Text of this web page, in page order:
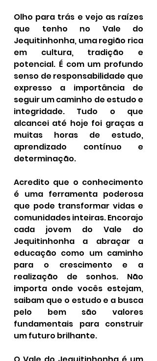
Olho para trás e vejo as raízes
que tenho no Vale do
Jequitinhonha, uma região rica
em cultura, tradição e
potencial. É com um profundo
senso de responsabilidade que
expresso a importância de
seguir um caminho de estudo e
integridade. Tudo o que
alcancei até hoje foi graças a
muitas horas de estudo,
aprendizado contínuo e
determinação.
Acredito que o conhecimento
é uma ferramenta poderosa
que pode transformar vidas e
comunidades inteiras. Encorajo
cada jovem do Vale do
Jequitinhonha a abraçar a
educação como um caminho
para o crescimento e a
realização de sonhos. Não
importa onde vocês estejam,
saibam que o estudo e a busca
pelo bem são valores
fundamentais para construir
um futuro brilhante.